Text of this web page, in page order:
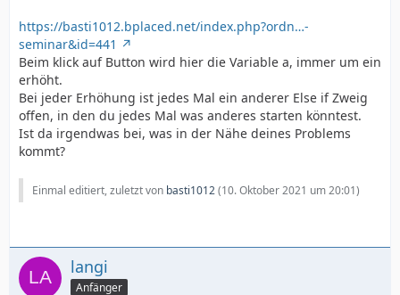
https://basti1012.bplaced.net/index.php?ordn…-
seminar&id=441
Beim klick auf Button wird hier die Variable a, immer um ein
erhöht.
Bei jeder Erhöhung ist jedes Mal ein anderer Else if Zweig
offen, in den du jedes Mal was anderes starten könntest.
Ist da irgendwas bei, was in der Nähe deines Problems
kommt?
Einmal editiert, zuletzt von basti1012(10. Oktober 2021 um 20:01)
langi
Anfänger